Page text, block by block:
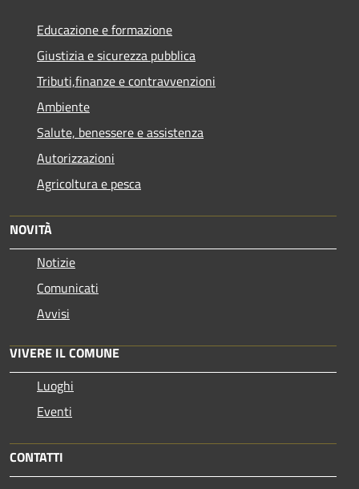
Educazione e formazione
Giustizia e sicurezza pubblica
Tributi,finanze e contravvenzioni
Ambiente
Salute, benessere e assistenza
Autorizzazioni
Agricoltura e pesca
NOVITÀ
Notizie
Comunicati
Avvisi
VIVERE IL COMUNE
Luoghi
Eventi
CONTATTI